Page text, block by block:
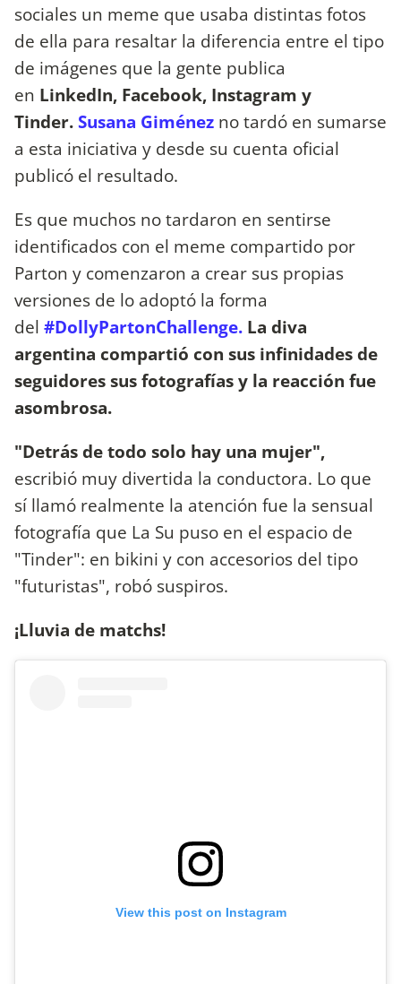
sociales un meme que usaba distintas fotos
de ella para resaltar la diferencia entre el tipo
de imágenes que la gente publica
en LinkedIn, Facebook, Instagram y
Tinder.Susana Giménez no tardó en sumarse
a esta iniciativa y desde su cuenta oficial
publicó el resultado.
Es que muchos no tardaron en sentirse
identificados con el meme compartido por
Parton y comenzaron a crear sus propias
versiones de lo adoptó la forma
del #DollyPartonChallenge. La diva
argentina compartió con sus infinidades de
seguidores sus fotografías y la reacción fue
asombrosa.
"Detrás de todo solo hay una mujer",
escribió muy divertida la conductora. Lo que
sí llamó realmente la atención fue la sensual
fotografía que La Su puso en el espacio de
"Tinder": en bikini y con accesorios del tipo
"futuristas", robó suspiros.
¡Lluvia de matchs!
View this post on Instagram